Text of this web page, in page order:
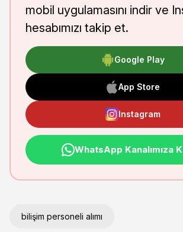
mobil uygulamasını indir ve
hesabımızı takip et.
Google Play
App Store
Instagram
WhatsApp Kanalımıza
bilişim personeli alımı